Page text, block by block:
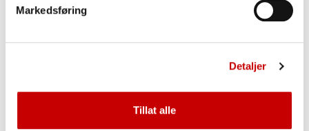
Markedsføring
Detaljer
Tillat alle
Produkttips!
Produktet bør tempereres før bruk. Lukk